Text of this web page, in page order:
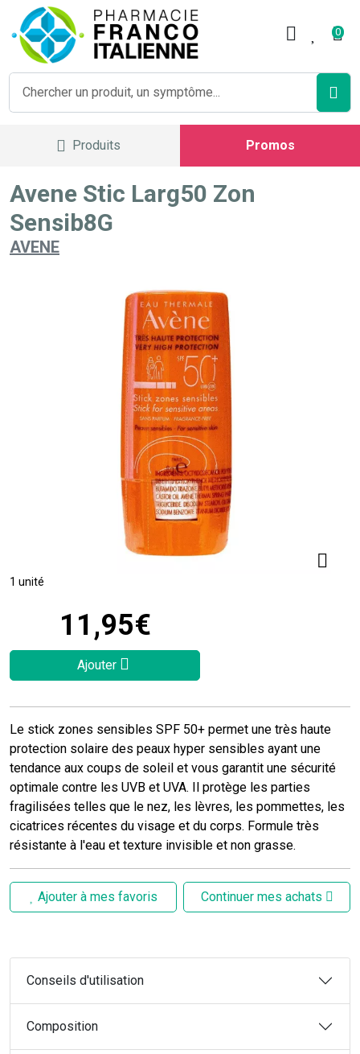
0
Produits Promos
Avene Stic Larg50 Zon
Sensib8G
AVENE
1 unité
11 ,95€
Ajouter
Le stick zones sensibles SPF 50+ permet une très haute
protection solaire des peaux hyper sensibles ayant une
tendance aux coups de soleil et vous garantit une sécurité
optimale contre les UVB et UVA. Il protège les parties
fragilisées telles que le nez, les lèvres, les pommettes, les
cicatrices récentes du visage et du corps. Formule très
résistante à l'eau et texture invisible et non grasse.
Ajouter à mes favoris Continuer mes achats
Conseils d'utilisation
Composition